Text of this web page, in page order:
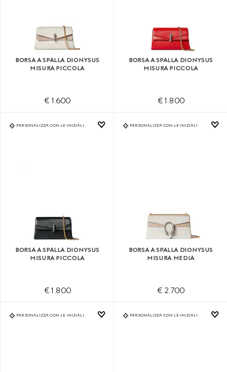
BORSA A SPALLA DIONYSUS
MISURA PICCOLA
€ 1.600
BORSA A SPALLA DIONYSUS
MISURA PICCOLA
€ 1.800
PERSONALIZZA CON LE INIZIALI
BORSA A SPALLA DIONYSUS
MISURA PICCOLA
€ 1.800
PERSONALIZZA CON LE INIZIALI
BORSA A SPALLA DIONYSUS
MISURA MEDIA
€ 2.700
PERSONALIZZA CON LE INIZIALI PERSONALIZZA CON LE INIZIALI